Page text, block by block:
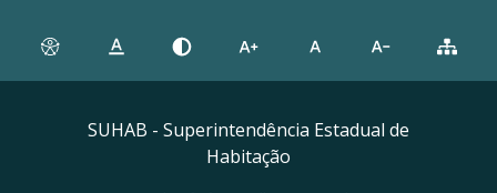
SUHAB - Superintendência Estadual de
Habitação